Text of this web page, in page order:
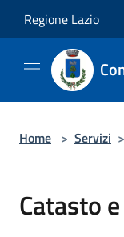
Regione Lazio
Home > Servizi >
Catasto